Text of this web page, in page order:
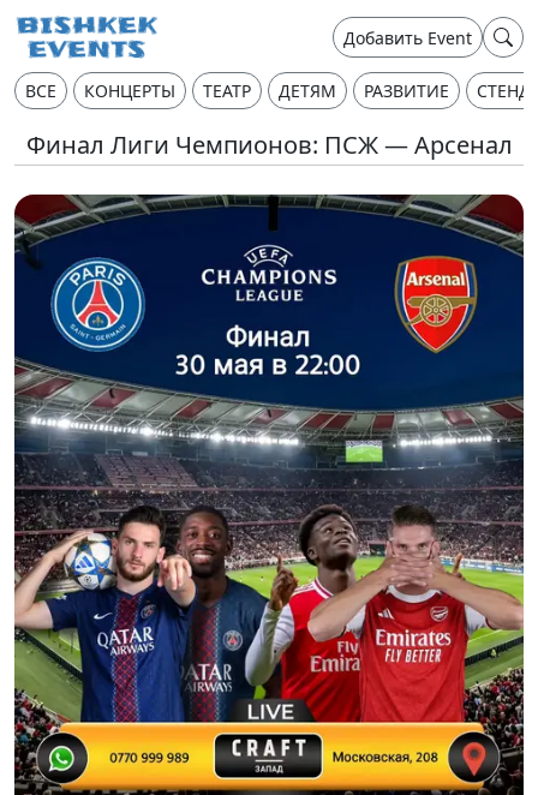
Добавить Event
ВСЕ КОНЦЕРТЫ ТЕАТР ДЕТЯМ РАЗВИТИЕ
Финал Лиги Чемпионов: ПСЖ — Арсенал